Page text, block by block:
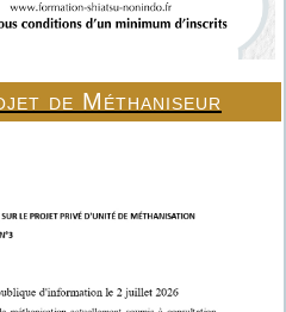
de Méthaniseur